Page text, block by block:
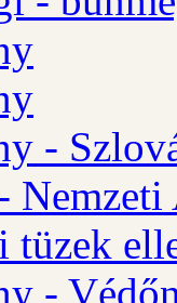
-
tüzek
-